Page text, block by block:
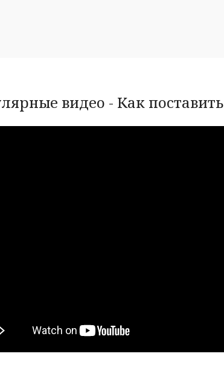
видео - Как